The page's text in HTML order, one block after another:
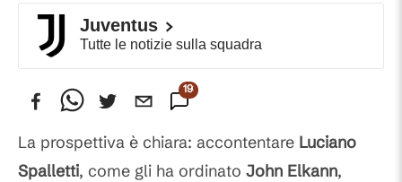
Juventus
Tutte le notizie sulla squadra
193
La prospettiva è chiara: accontentare Luciano
Spalletti, come gli ha ordinato John Elkann,